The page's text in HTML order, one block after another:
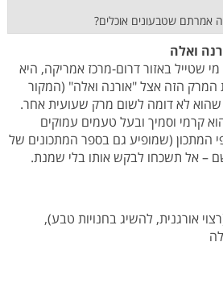
אמרתם שטבעונים אוכלים?
ואלה
שטייל באזור דרום-מרכז אמריקה, היא
הזה אצל "אורנה ואלה" (המקור
שהוא לא דומה לשום מרק שעועית אחר.
קרמי וסמיך ובעל טעמים עמוקים
המתכון (שמופיע גם בספר המתכונים של
אל תשכחו לבקש אותו בלי שמנת.
אורגנית, להשיג בחנויות טבע),